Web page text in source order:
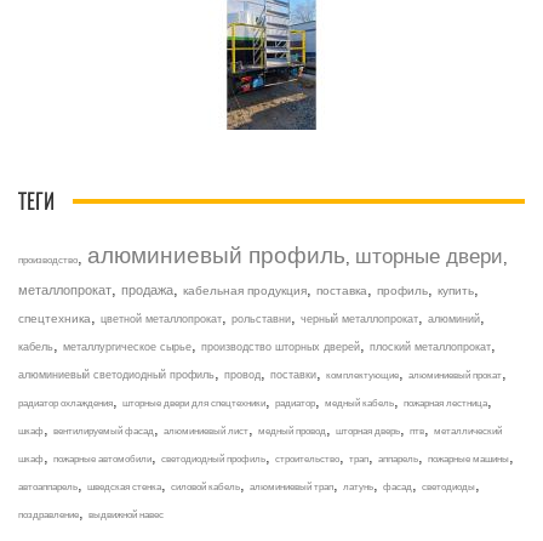
ТЕГИ
производство алюминиевый профиль шторные двери
металлопрокат продажа кабельная продукция поставка профиль купить
спецтехника цветной металлопрокат рольставни черный металлопрокат алюминий
кабель металлургическое сырье производство шторных дверей плоский металлопрокат
алюминиевый светодиодный профиль провод поставки комплектующие алюминиевый прокат
радиатор охлаждения шторные двери для спецтехники радиатор медный кабель пожарная лестница
шкаф вентилируемый фасад алюминиевый лист медный провод шторная дверь птв металлический
шкаф пожарные автомобили светодиодный профиль строительство трап аппарель пожарные машины
автоаппарель шведская стенка силовой кабель алюминиевый трап латунь фасад светодиоды
поздравление выдвижной навес